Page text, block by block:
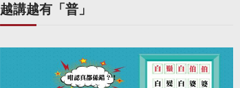
越講越有「普」